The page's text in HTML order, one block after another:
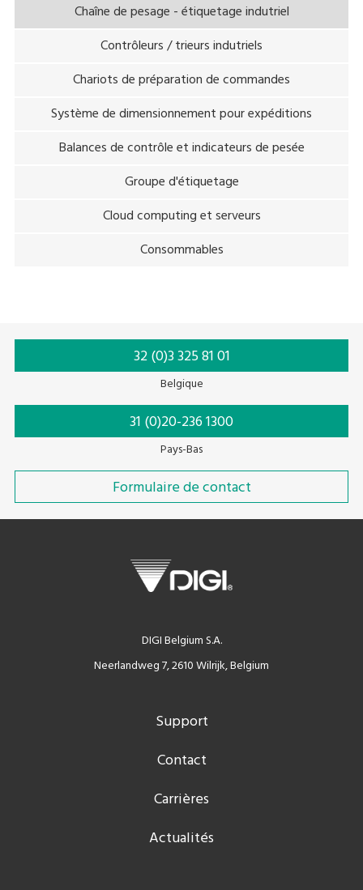
Chaîne de pesage - étiquetage indutriel
Contrôleurs / trieurs indutriels
Chariots de préparation de commandes
Système de dimensionnement pour expéditions
Balances de contrôle et indicateurs de pesée
Groupe d'étiquetage
Cloud computing et serveurs
Consommables
32 (0)3 325 81 01
Belgique
31 (0)20-236 1300
Pays-Bas
Formulaire de contact
DIGI Belgium S.A.
Neerlandweg 7, 2610 Wilrijk, Belgium
Support
Contact
Carrières
Actualités